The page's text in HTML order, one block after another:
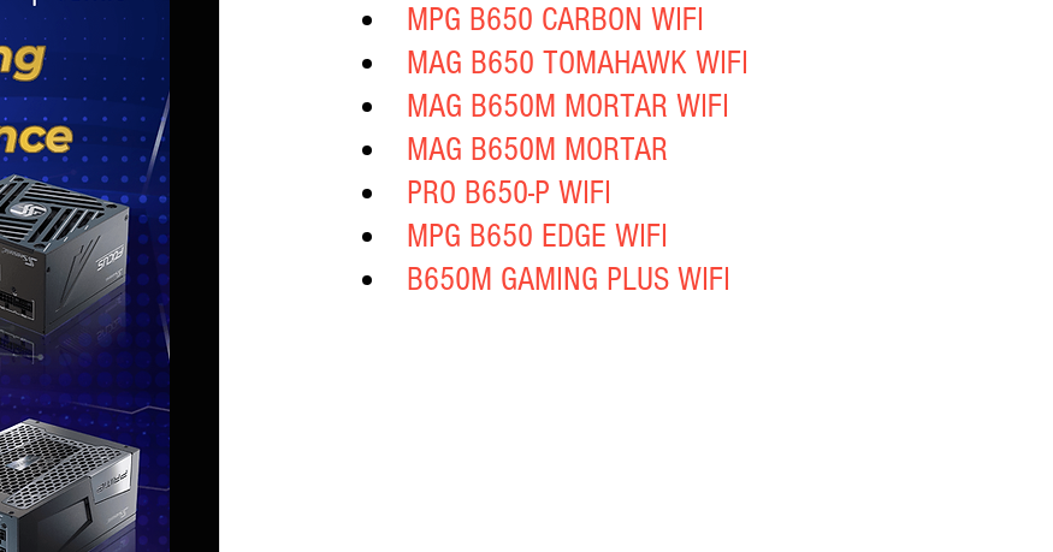
MPG B650 CARBON WIFI
MAG B650 TOMAHAWK WIFI
MAG B650M MORTAR WIFI
MAG B650M MORTAR
PRO B650-P WIFI
MPG B650 EDGE WIFI
B650M GAMING PLUS WIFI